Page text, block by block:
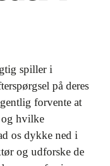
spiller i
på deres
forvente at
hvilke
os dykke ned i
og udforske de